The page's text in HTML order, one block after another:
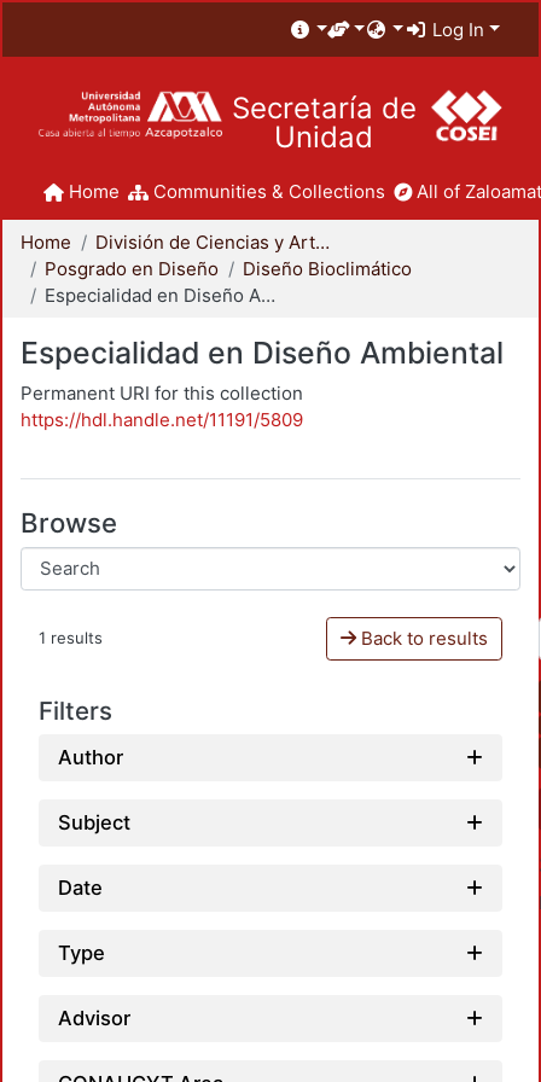
Log In
Secretaría de
Unidad
Home Communities & Collections All of
Home
División de Ciencias y Artes para el Diseño
Posgrado en Diseño
Diseño Bioclimático
Especialidad en Diseño Ambiental
Especialidad en Diseño Ambiental
Permanent URI for this collection
https://hdl.handle.net/11191/5809
Browse
1 results Back to results
Filters
Author
Subject
Date
Type
Advisor